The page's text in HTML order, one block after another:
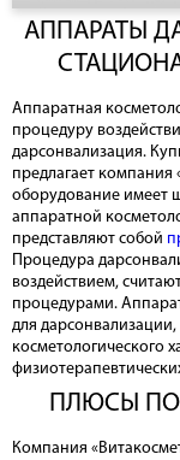
АППАРАТЫ
Аппаратная
процедуру
дарсонвализация.
предлагает компания
оборудование имеет
аппаратной
представляют собой
Процедура
воздействием,
процедурами.
для
косметологического
ПЛЮСЫ
Компания